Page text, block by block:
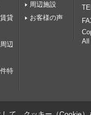
貸
辺
特
周辺施設
お客様の声
All